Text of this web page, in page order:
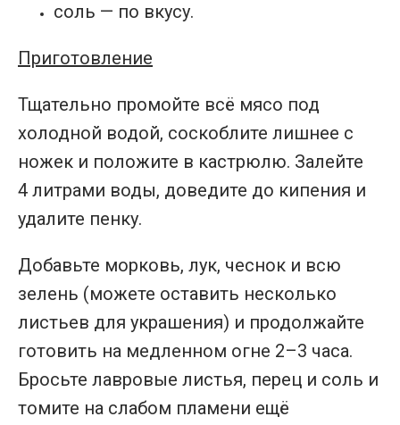
соль — по вкусу.
Приготовление
Тщательно промойте всё мясо под
холодной водой, соскоблите лишнее с
ножек и положите в кастрюлю. Залейте
4 литрами воды, доведите до кипения и
удалите пенку.
Добавьте морковь, лук, чеснок и всю
зелень (можете оставить несколько
листьев для украшения) и продолжайте
готовить на медленном огне 2–3 часа.
Бросьте лавровые листья, перец и соль и
томите на слабом пламени ещё